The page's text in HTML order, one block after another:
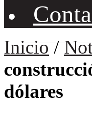
Inicio/
dólares